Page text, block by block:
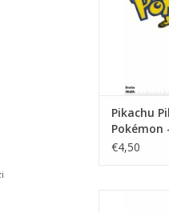
Pikachu
€4,50
GO -